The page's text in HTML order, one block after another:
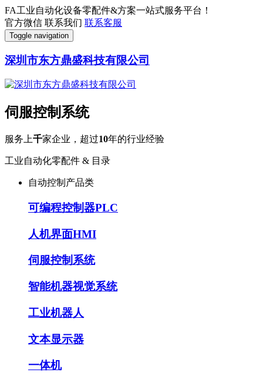
FA工业自动化设备零配件&方案一站式服务平台！
官方微信 联系我们 联系客服
Toggle navigation
深圳市东方鼎盛科技有限公司
伺服控制系统
服务上千家企业，超过10年的行业经验
工业自动化零配件 & 目录
自动控制产品类
可编程控制器PLC
人机界面HMI
伺服控制系统
智能机器视觉系统
工业机器人
文本显示器
一体机